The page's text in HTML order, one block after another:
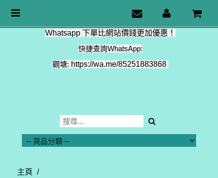
Whatsapp 下單比網站價錢更加優惠！
快捷查詢WhatsApp:
觀塘: https://wa.me/85251883868
Toggle
主頁 /